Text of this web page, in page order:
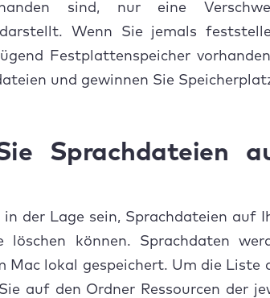
sind, nur eine
Wenn Sie jemals
Festplattenspeicher
und gewinnen Sie
Sprachdateien
in der Lage sein, Sprachdateien auf
löschen können. Sprachdaten
Mac lokal gespeichert. Um die Liste
auf den Ordner Ressourcen der